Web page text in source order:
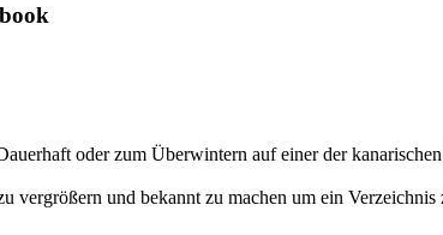
oder zum Überwintern auf einer der
vergrößern und bekannt zu machen um ein